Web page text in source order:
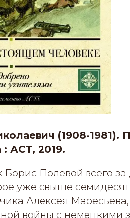
(1908-1981).
: АСТ, 2019.
Борис Полевой всего
уже свыше
Алексея
войны с немецкими